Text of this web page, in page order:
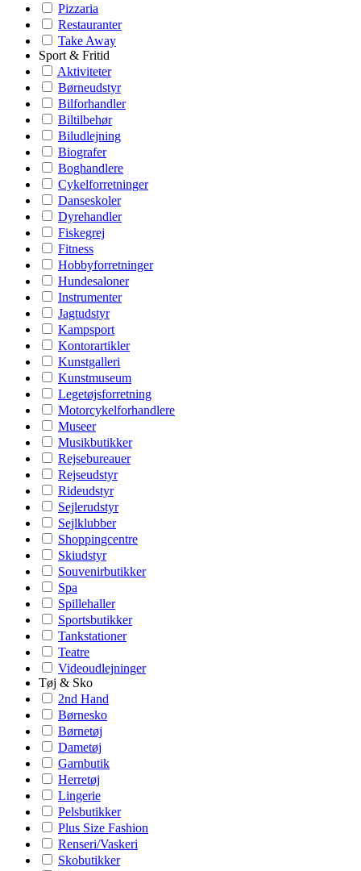
Pizzaria
Restauranter
Take Away
Sport & Fritid
Aktiviteter
Børneudstyr
Bilforhandler
Biltilbehør
Biludlejning
Biografer
Boghandlere
Cykelforretninger
Danseskoler
Dyrehandler
Fiskegrej
Fitness
Hobbyforretninger
Hundesaloner
Instrumenter
Jagtudstyr
Kampsport
Kontorartikler
Kunstgalleri
Kunstmuseum
Legetøjsforretning
Motorcykelforhandlere
Museer
Musikbutikker
Rejsebureauer
Rejseudstyr
Rideudstyr
Sejlerudstyr
Sejlklubber
Shoppingcentre
Skiudstyr
Souvenirbutikker
Spa
Spillehaller
Sportsbutikker
Tankstationer
Teatre
Videoudlejninger
Tøj & Sko
2nd Hand
Børnesko
Børnetøj
Dametøj
Garnbutik
Herretøj
Lingerie
Pelsbutikker
Plus Size Fashion
Renseri/Vaskeri
Skobutikker